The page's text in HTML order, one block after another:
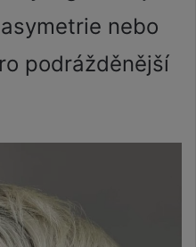
nebo
podrážděnější